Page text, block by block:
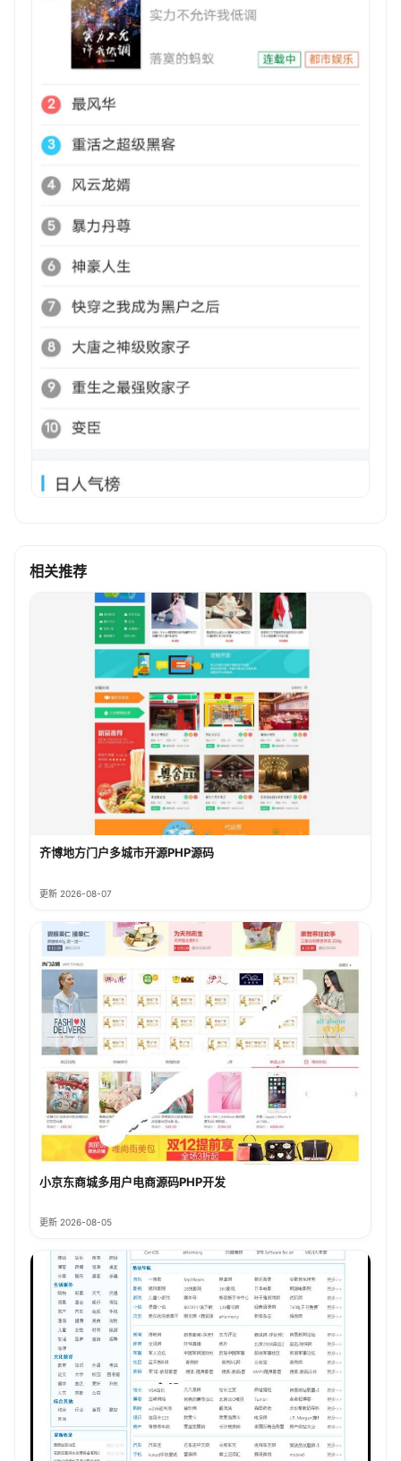
相关推荐
齐博地方门户多城市开源PHP源码
更新 2026-08-07
小京东商城多用户电商源码PHP开发
更新 2026-08-05